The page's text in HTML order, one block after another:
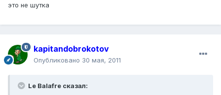
это не шутка
kapitandobrokotov
Опубликовано 30 мая, 2011
Le Balafre сказал: